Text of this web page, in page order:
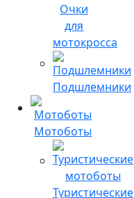
Очки
для
мотокросса
Подшлемники
Мотоботы
Туристические